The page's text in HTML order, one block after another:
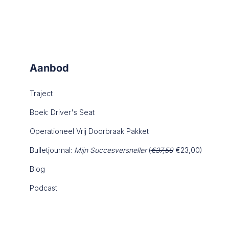
Aanbod
Traject
Boek: Driver's Seat
Operationeel Vrij Doorbraak Pakket
Bulletjournal: Mijn Succesversneller(€37,50€23,00)
Blog
Podcast